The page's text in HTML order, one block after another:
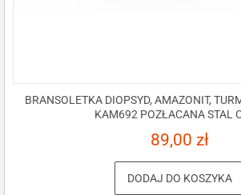
BRANSOLETKA DIOPSYD, AMAZONIT,
KAM692 POZŁACANA STAL
89,00 zł
DODAJ DO KOSZYKA